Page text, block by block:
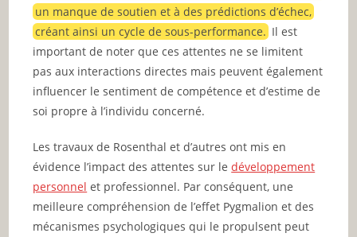
un manque de soutien et à des prédictions d’échec,
créant ainsi un cycle de sous-performance. Il est
important de noter que ces attentes ne se limitent
pas aux interactions directes mais peuvent également
influencer le sentiment de compétence et d’estime de
soi propre à l’individu concerné.
Les travaux de Rosenthal et d’autres ont mis en
évidence l’impact des attentes sur ledéveloppement
personnel et professionnel. Par conséquent, une
meilleure compréhension de l’effet Pygmalion et des
mécanismes psychologiques qui le propulsent peut